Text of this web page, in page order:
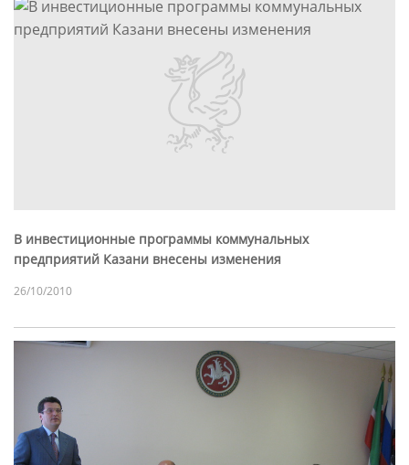
В инвестиционные программы коммунальных
предприятий Казани внесены изменения
26/10/2010